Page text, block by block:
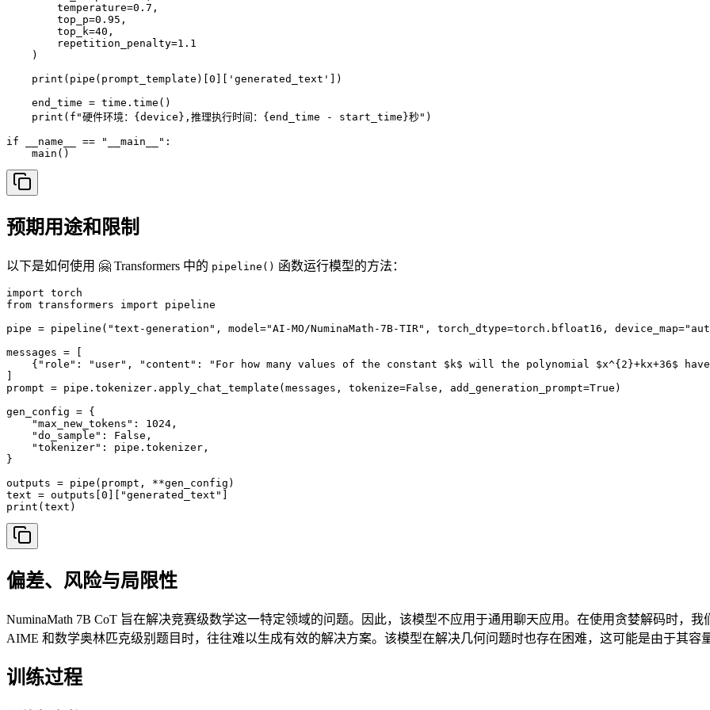
        temperature=0.7,
        top_p=0.95,
        top_k=40,
        repetition_penalty=1.1
    )
    print(pipe(prompt_template)[0]['generated_text'])
    end_time = time.time()
    print(f"硬件环境：{device},推理执行时间：{end_time - start_time}秒")
if __name__ == "__main__":
预期用途和限制
以下是如何使用 🤗 Transformers 中的 pipeline() 函数运行模型的方法：
import torch
from transformers import pipeline
pipe = pipeline("text-generation", model="AI-MO/NuminaMath-7B-TIR", torch_dtype=torch.bfloat16,
messages = [
{"role": "user", "content": "For how many values of the constant $k$ will the polynomial $x^{2}+kx+36$
]
prompt = pipe.tokenizer.apply_chat_template(messages, tokenize=False, add_generation_prompt=True)
gen_config = {
    "max_new_tokens": 1024,
    "do_sample": False,
    "tokenizer": pipe.tokenizer,
}
outputs = pipe(prompt, **gen_config)
text = outputs[0]["generated_text"]
print(text)
偏差、风险与局限性
NuminaMath 7B CoT 旨在解决竞赛级数学这一特定领域的问题。因此，该模型不应用于通用聊天应用。在使用贪婪解码时，
AIME 和数学奥林匹克级别题目时，往往难以生成有效的解决方案。该模型在解决几何问题时也存在困难，这可能是由于其容
训练过程